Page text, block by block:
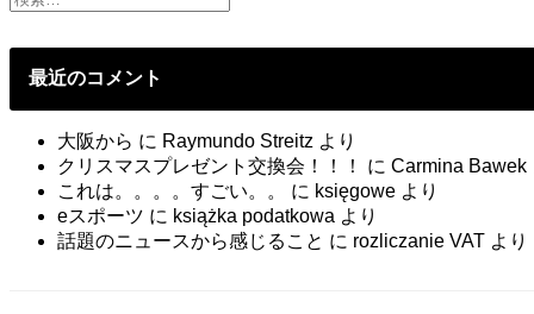
と
グ
最近のコメント
大阪から に Raymundo Streitz より
クリスマスプレゼント交換会！！！
に Carmina Bawek
これは。。。。すごい。。
に księgowe より
eスポーツ に książka podatkowa より
話題のニュースから感じること に rozliczanie VAT より